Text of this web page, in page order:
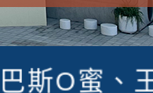
桃園市中
師榮獲社
斯O蜜、